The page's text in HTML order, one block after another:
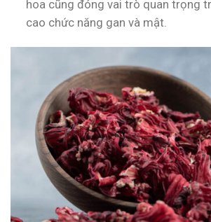
hoa cũng đóng vai trò quan trọng
cao chức năng gan và mật.